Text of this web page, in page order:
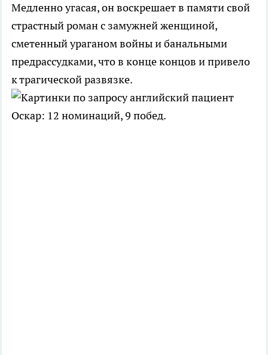
Медленно угасая, он воскрешает в памяти свой
страстный роман с замужней женщиной,
сметенный ураганом войны и банальными
предрассудками, что в конце концов и привело
к трагической развязке.
Оскар: 12 номинаций, 9 побед.